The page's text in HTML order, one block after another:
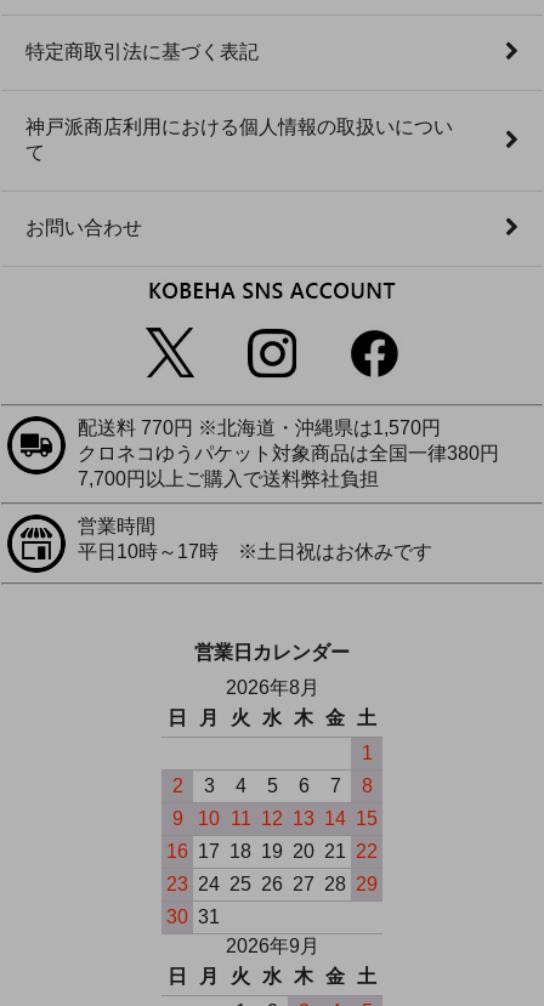
特定商取引法に基づく表記
神戸派商店利用における個人情報の取扱いについ
て
お問い合わせ
配送料 770円 ※北海道・沖縄県は1,570円
クロネコゆうパケット対象商品は全国一律380円
7,700円以上ご購入で送料弊社負担
営業時間
平日10時～17時 ※土日祝はお休みです
営業日カレンダー
2026年8月
日
月 火 水 木 金
土
1
2
3 4 5 6 7
8
9
10 11 12 13 14 15
16 17 18 19 20 21 22
23 24 25 26 27 28 29
30 31
2026年9月
日
月 火 水 木 金
土